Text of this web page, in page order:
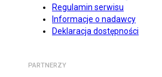
Regulamin serwisu
Informacje o nadawcy
Deklaracja dostępności
PARTNERZY